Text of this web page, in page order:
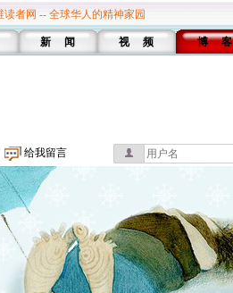
读者网 -- 全球华人的精神家园
新 闻 视 频 博 客
给我留言